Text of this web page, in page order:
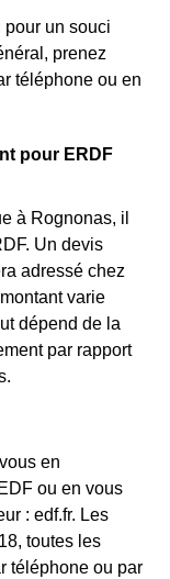
pour un souci
prenez
téléphone ou en
pour ERDF
à Rognonas, il
Un devis
adressé chez
varie
dépend de la
par rapport
en
ou en vous
: edf.fr. Les
toutes les
téléphone ou par